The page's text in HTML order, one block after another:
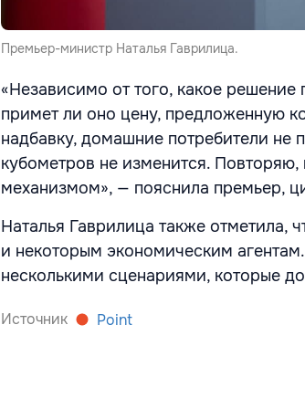
Премьер-министр Наталья Гаврилица.
«Независимо от того, какое
примет ли оно цену, предложенную
надбавку, домашние потребители не
кубометров не изменится.
механизмом», — пояснила премьер,
Наталья Гаврилица также отметила,
и некоторым экономическим
несколькими сценариями, которые
Источник Point